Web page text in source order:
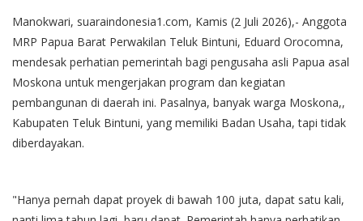
Manokwari, suaraindonesia1.com, Kamis (2 Juli 2026),- Anggota
MRP Papua Barat Perwakilan Teluk Bintuni, Eduard Orocomna,
mendesak perhatian pemerintah bagi pengusaha asli Papua asal
Moskona untuk mengerjakan program dan kegiatan
pembangunan di daerah ini. Pasalnya, banyak warga Moskona,,
Kabupaten Teluk Bintuni, yang memiliki Badan Usaha, tapi tidak
diberdayakan.
"Hanya pernah dapat proyek di bawah 100 juta, dapat satu kali,